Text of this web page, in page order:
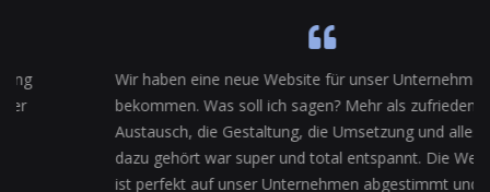
Wir haben eine neue Website für unser Unternehmen
bekommen. Was soll ich sagen? Mehr als zufrieden! Der
Austausch, die Gestaltung, die Umsetzung und alles was
dazu gehört war super und total entspannt. Die Website
ist perfekt auf unser Unternehmen abgestimmt und alles